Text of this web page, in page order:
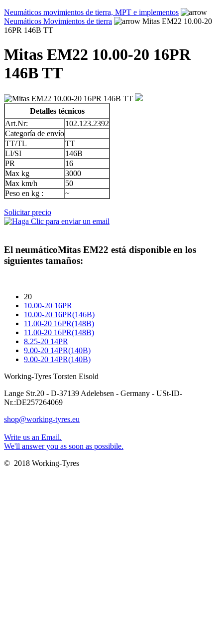
Neumáticos movimientos de tierra, MPT e implementos
Neumáticos Movimientos de tierra
Mitas EM22 10.00-20
16PR 146B TT
Mitas EM22 10.00-20 16PR
146B TT
Detalles técnicos
Art.Nr:
102.123.2392
Categoría de envío
TT/TL
TT
LI/SI
146B
PR
16
Max kg
3000
Max km/h
50
Peso en kg :
~
Solicitar precio
El neumáticoMitas EM22 está disponible en los
siguientes tamaños:
20
10.00-20 16PR
10.00-20 16PR(146B)
11.00-20 16PR(148B)
11.00-20 16PR(148B)
8.25-20 14PR
9.00-20 14PR(140B)
9.00-20 14PR(140B)
Working-Tyres Torsten Eisold
Lange Str.20 - D-37139 Adelebsen - Germany - USt-ID-
Nr.:DE257264069
shop@working-tyres.eu
Write us an Email.
We'll answer you as soon as possibile.
© 2018 Working-Tyres